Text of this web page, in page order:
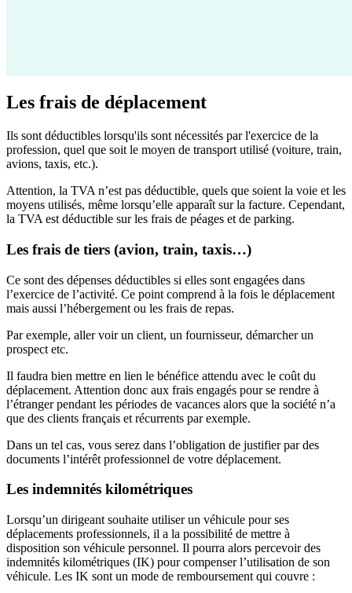
Les frais de déplacement
Ils sont déductibles lorsqu'ils sont nécessités par l'exercice de la
profession, quel que soit le moyen de transport utilisé (voiture, train,
avions, taxis, etc.).
Attention, la TVA n’est pas déductible, quels que soient la voie et les
moyens utilisés, même lorsqu’elle apparaît sur la facture. Cependant,
la TVA est déductible sur les frais de péages et de parking.
Les frais de tiers (avion, train, taxis…)
Ce sont des dépenses déductibles si elles sont engagées dans
l’exercice de l’activité. Ce point comprend à la fois le déplacement
mais aussi l’hébergement ou les frais de repas.
Par exemple, aller voir un client, un fournisseur, démarcher un
prospect etc.
Il faudra bien mettre en lien le bénéfice attendu avec le coût du
déplacement. Attention donc aux frais engagés pour se rendre à
l’étranger pendant les périodes de vacances alors que la société n’a
que des clients français et récurrents par exemple.
Dans un tel cas, vous serez dans l’obligation de justifier par des
documents l’intérêt professionnel de votre déplacement.
Les indemnités kilométriques
Lorsqu’un dirigeant souhaite utiliser un véhicule pour ses
déplacements professionnels, il a la possibilité de mettre à
disposition son véhicule personnel. Il pourra alors percevoir des
indemnités kilométriques (IK) pour compenser l’utilisation de son
véhicule. Les IK sont un mode de remboursement qui couvre :